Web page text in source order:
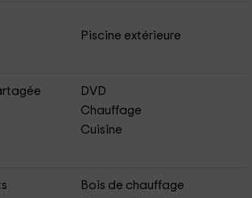
Piscine extérieure
DVD
Chauffage
Cuisine
Bois de chauffage